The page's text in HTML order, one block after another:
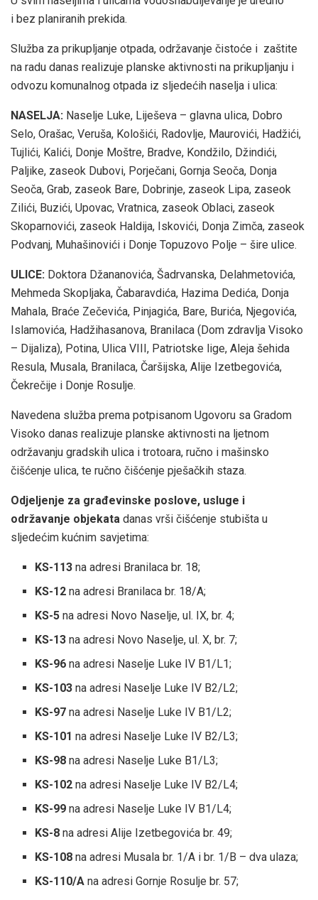
i bez planiranih prekida.
Služba za prikupljanje otpada, održavanje čistoće i zaštite
na radu danas realizuje planske aktivnosti na prikupljanju i
odvozu komunalnog otpada iz sljedećih naselja i ulica:
NASELJA: Naselje Luke, Liješeva – glavna ulica, Dobro
Selo, Orašac, Veruša, Kološići, Radovlje, Maurovići, Hadžići,
Tujlići, Kalići, Donje Moštre, Bradve, Kondžilo, Džindići,
Paljike, zaseok Dubovi, Porječani, Gornja Seoča, Donja
Seoča, Grab, zaseok Bare, Dobrinje, zaseok Lipa, zaseok
Zilići, Buzići, Upovac, Vratnica, zaseok Oblaci, zaseok
Skoparnovići, zaseok Haldija, Iskovići, Donja Zimča, zaseok
Podvanj, Muhašinovići i Donje Topuzovo Polje – šire ulice.
ULICE: Doktora Džananovića, Šadrvanska, Delahmetovića,
Mehmeda Skopljaka, Čabaravdića, Hazima Dedića, Donja
Mahala, Braće Zečevića, Pinjagića, Bare, Burića, Njegovića,
Islamovića, Hadžihasanova, Branilaca (Dom zdravlja Visoko
– Dijaliza), Potina, Ulica VIII, Patriotske lige, Aleja šehida
Resula, Musala, Branilaca, Čaršijska, Alije Izetbegovića,
Čekrečije i Donje Rosulje.
Navedena služba prema potpisanom Ugovoru sa Gradom
Visoko danas realizuje planske aktivnosti na ljetnom
održavanju gradskih ulica i trotoara, ručno i mašinsko
čišćenje ulica, te ručno čišćenje pješačkih staza.
Odjeljenje za građevinske poslove, usluge i
održavanje objekata danas vrši čišćenje stubišta u
sljedećim kućnim savjetima:
KS-113na adresi Branilaca br. 18;
KS-12na adresi Branilaca br. 18/A;
KS-5na adresi Novo Naselje, ul. IX, br. 4;
KS-13na adresi Novo Naselje, ul. X, br. 7;
KS-96na adresi Naselje Luke IV B1/L1;
KS-103na adresi Naselje Luke IV B2/L2;
KS-97na adresi Naselje Luke IV B1/L2;
KS-101na adresi Naselje Luke IV B2/L3;
KS-98na adresi Naselje Luke B1/L3;
KS-102na adresi Naselje Luke IV B2/L4;
KS-99na adresi Naselje Luke IV B1/L4;
KS-8na adresi Alije Izetbegovića br. 49;
KS-108na adresi Musala br. 1/A i br. 1/B – dva ulaza;
KS-110/Ana adresi Gornje Rosulje br. 57;